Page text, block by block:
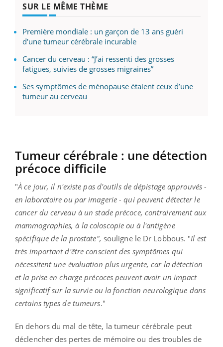
SUR LE MÊME THÈME
Première mondiale : un garçon de 13 ans guéri
d'une tumeur cérébrale incurable
Cancer du cerveau : “J’ai ressenti des grosses
fatigues, suivies de grosses migraines”
Ses symptômes de ménopause étaient ceux d’une
tumeur au cerveau
Tumeur cérébrale : une détection
précoce difficile
"À ce jour, il n'existe pas d'outils de dépistage approuvés -
en laboratoire ou par imagerie - qui peuvent détecter le
cancer du cerveau à un stade précoce, contrairement aux
mammographies, à la coloscopie ou à l'antigène
spécifique de la prostate", souligne le Dr Lobbous. "Il est
très important d'être conscient des symptômes qui
nécessitent une évaluation plus urgente, car la détection
et la prise en charge précoces peuvent avoir un impact
significatif sur la survie ou la fonction neurologique dans
certains types de tumeurs."
En dehors du mal de tête, la tumeur cérébrale peut
déclencher des pertes de mémoire ou des troubles de